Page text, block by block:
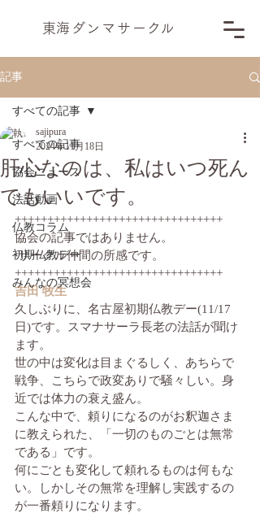
​東海ダンマサー ク ル
記事
すべての記事
協会ニュース
法話動画
仏教コラム
初期仏教デー
みんなの冥想会
すべての記事
肝心なのは、私はいつ死ん
でもいいです。
sajipura
2024年11月18日
++++++++++++++++++++++++++++++++
協会の記事ではありません。
サークル仲間の所感です。
++++++++++++++++++++++++++++++++
吉田 牧生
久しぶりに、名古屋初期仏教デー(11/17
日)です。スマナサーラ長老の法話が聞け
ます。
世の中は変化は目まぐるしく、あちらで
戦争、こちらで政変ありで騒々しい。身
近では体力の衰え盛ん。
こんな中で、頼りになるのがお釈迦さま
に教えられた、「一切のものごとは無常
である」です。
何にごとも変化して頼れるものは何もな
い。しかしその無常を理解し実践するの
が一番頼りになります。